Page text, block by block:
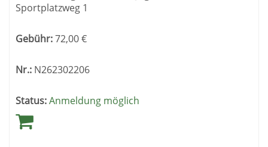
Sportplatzweg 1
Gebühr:72,00€
Nr.: N262302206
Status:Anmeldung möglich